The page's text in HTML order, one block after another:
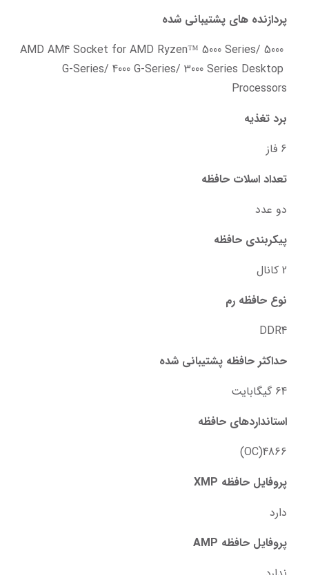
پردازنده های پشتیبانی شده
AMD AM4 Socket for AMD Ryzen™ 5000 Series/ 5000
G-Series/ 4000 G-Series/ 3000 Series Desktop
Processors
برد تغذیه
6 فاز
تعداد اسلات حافظه
دو عدد
پیکربندی حافظه
2 کانال
نوع حافظه رم
DDR4
حداکثر حافظه پشتیبانی شده
64 گیگابایت
استانداردهای حافظه
4866(OC)
پروفایل حافظه XMP
دارد
پروفایل حافظه AMP